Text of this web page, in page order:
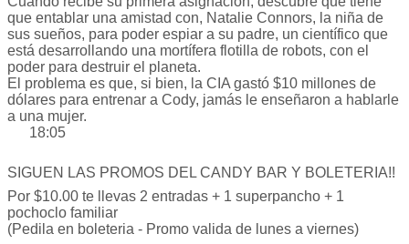
que entablar una amistad con, Natalie Connors, la niña de
sus sueños, para poder espiar a su padre, un científico que
está desarrollando una mortífera flotilla de robots, con el
poder para destruir el planeta.
El problema es que, si bien, la CIA gastó $10 millones de
dólares para entrenar a Cody, jamás le enseñaron a hablarle
a una mujer.
18:05
SIGUEN LAS PROMOS DEL CANDY BAR Y BOLETERIA!!
Por $10.00 te llevas 2 entradas + 1 superpancho + 1
pochoclo familiar
(Pedila en boleteria - Promo valida de lunes a viernes)